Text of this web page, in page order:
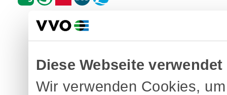
Diese Webseite
Wir verwenden Cookies,